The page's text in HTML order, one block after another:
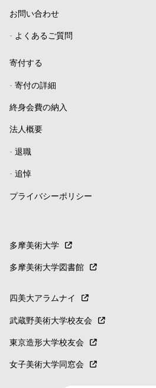
お問い合わせ
- よくあるご質問
寄付する
- 寄付の詳細
終身会費の納入
法人概要
- 退職
- 追悼
プライバシーポリシー
多摩美術大学
多摩美術大学図書館
四美大アラムナイ
武蔵野美術大学校友会
東京造形大学校友会
女子美術大学同窓会